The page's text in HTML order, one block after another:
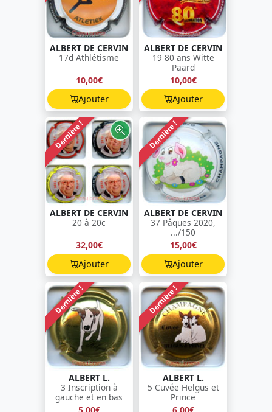
ALBERT DE CERVIN
17d Athlétisme
10,00€
Ajouter
ALBERT DE CERVIN
19 80 ans Witte
Paard
10,00€
Ajouter
Dernière !
ALBERT DE CERVIN
20 à 20c
32,00€
Ajouter
Dernière !
ALBERT DE CERVIN
37 Pâques 2020,
.../150
15,00€
Ajouter
Dernière !
ALBERT L.
3 Inscription à
gauche et en bas
Dernière !
ALBERT L.
5 Cuvée Helgus et
Prince